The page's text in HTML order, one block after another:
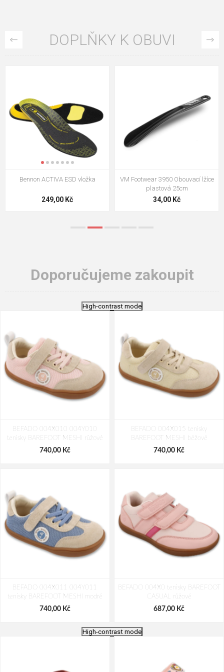
DOPLŇKY K OBUVI
VM Footwear 3009 Vkládací stélka
124,00 Kč
VM Footwear 3102 Tkaničky
ploché
18,70 Kč
Doporučujeme zakoupit
High-contrast mode
BEFADO 004X010 004Y010
tenisky BAREFOOT MESHI růžové
740,00 Kč
BEFADO 004X015 tenisky
BAREFOOT MESHI béžové
740,00 Kč
BEFADO 004X011 004Y011
tenisky BAREFOOT MESHI modré
740,00 Kč
BEFADO 004X0 tenisky BAREFOOT
CASUAL růžové
687,00 Kč
High-contrast mode